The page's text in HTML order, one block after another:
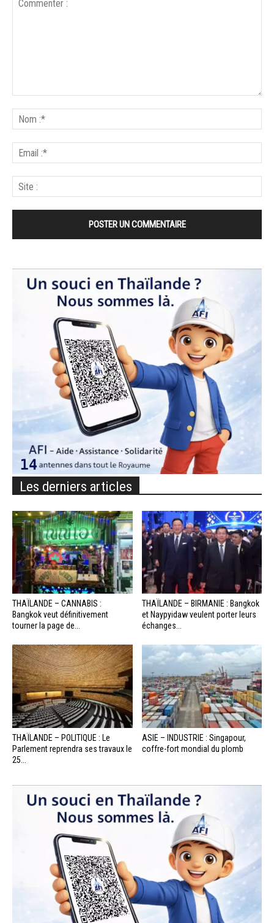
Les derniers articles
THAÏLANDE – CANNABIS :
Bangkok veut définitivement
tourner la page de...
THAÏLANDE – BIRMANIE : Bangkok
et Naypyidaw veulent porter leurs
échanges...
THAÏLANDE – POLITIQUE : Le
Parlement reprendra ses travaux le
25...
ASIE – INDUSTRIE : Singapour,
coffre-fort mondial du plomb